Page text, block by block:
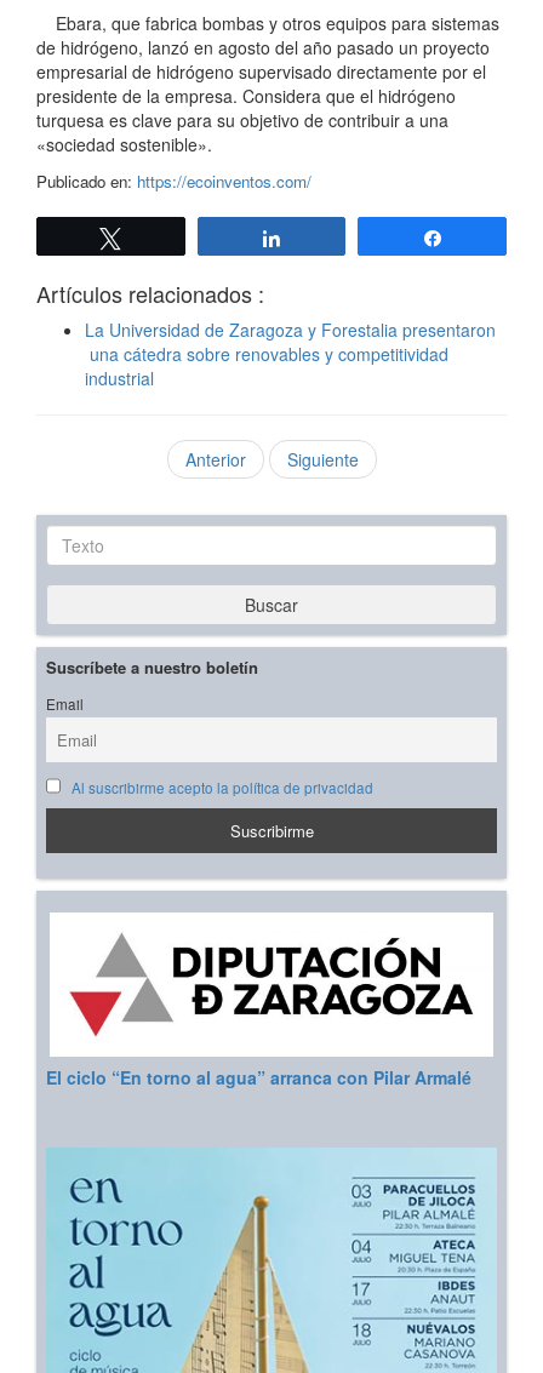
Ebara, que fabrica bombas y otros equipos para sistemas
de hidrógeno, lanzó en agosto del año pasado un proyecto
empresarial de hidrógeno supervisado directamente por el
presidente de la empresa. Considera que el hidrógeno
turquesa es clave para su objetivo de contribuir a una
«sociedad sostenible».
Publicado en: https://ecoinventos.com/
Artículos relacionados :
La Universidad de Zaragoza y Forestalia presentaron
una cátedra sobre renovables y competitividad
industrial
Anterior Siguiente
Texto
Buscar
Suscríbete a nuestro boletín
Email
Al suscribirme acepto la política de privacidad
El ciclo “En torno al agua” arranca con Pilar Armalé